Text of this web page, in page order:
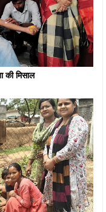
की मिसाल